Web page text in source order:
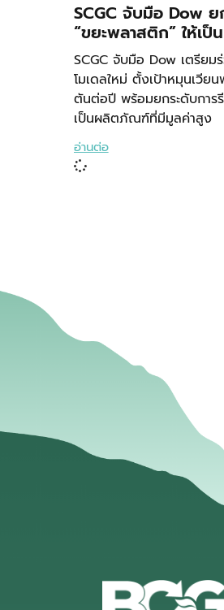
SCGC จับมือ Dow ย
“ขยะพลาสติก” ให้เ
SCGC จับมือ Dow เตรียม
โมเดลใหม่ ตั้งเป้าหมุนเวีย
ตันต่อปี พร้อมยกระดับการรี
เป็นผลิตภัณฑ์ที่มีมูลค่าสูง
อ่านต่อ